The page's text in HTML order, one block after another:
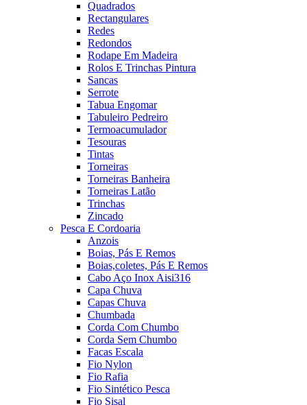
Quadrados
Rectangulares
Redes
Redondos
Rodape Em Madeira
Rolos E Trinchas Pintura
Sancas
Serrote
Tabua Engomar
Tabuleiro Pedreiro
Termoacumulador
Tesouras
Tintas
Torneiras
Torneiras Banheira
Torneiras Latão
Trinchas
Zincado
Pesca E Cordoaria
Anzois
Boias, Pás E Remos
Boias,coletes, Pás E Remos
Cabo Aço Inox Aisi316
Capa Chuva
Capas Chuva
Chumbada
Corda Com Chumbo
Corda Sem Chumbo
Facas Escala
Fio Nylon
Fio Rafia
Fio Sintético Pesca
Fio Sisal